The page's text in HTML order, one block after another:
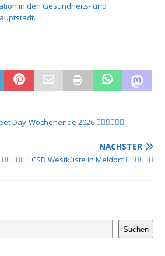
in den Gesundheits- und
Day-Wochenende 2026 🏳️‍🌈🏳️‍🌈🏳️‍🌈
NÄCHSTER
🏳️‍🌈🏳️‍🌈🏳️‍🌈 CSD Westküste in Meldorf 🏳️‍🌈🏳️‍🌈🏳️‍🌈
Suchen